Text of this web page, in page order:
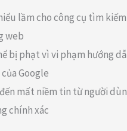
lầm cho công cụ tìm
web
bị phạt vì vi phạm hướng
Google
mất niềm tin từ người
chính xác